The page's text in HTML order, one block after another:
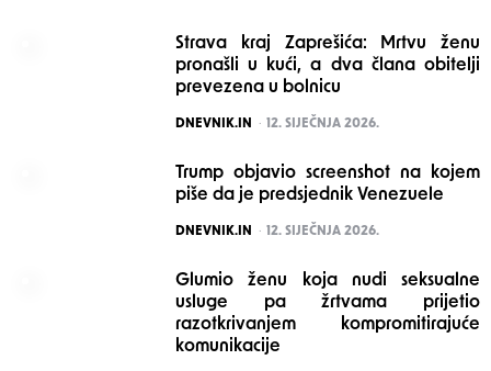
Strava kraj Zaprešića: Mrtvu ženu
pronašli u kući, a dva člana obitelji
prevezena u bolnicu
POSTED
DNEVNIK.IN 12. SIJEČNJA 2026.
Trump objavio screenshot na kojem
piše da je predsjednik Venezuele
POSTED
DNEVNIK.IN 12. SIJEČNJA 2026.
Glumio ženu koja nudi seksualne
usluge pa žrtvama prijetio
razotkrivanjem kompromitirajuće
komunikacije